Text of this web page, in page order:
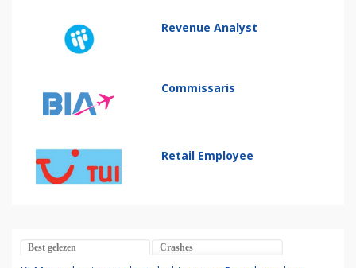
Revenue Analyst
Commissaris
Retail Employee
Best gelezen Crashes